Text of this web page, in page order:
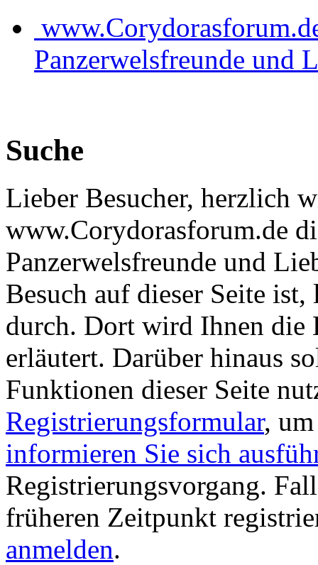
Panzerwelsfreunde und
Suche
Lieber Besucher, herzlich
www.Corydorasforum.de
Panzerwelsfreunde und
Besuch auf dieser Seite
durch. Dort wird Ihnen die
erläutert. Darüber hinaus
Funktionen dieser Seite
Registrierungsformular,
informieren Sie sich
Registrierungsvorgang.
früheren Zeitpunkt
anmelden.